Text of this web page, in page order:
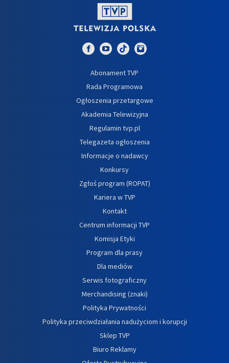
Abonament TVP
Rada Programowa
Ogłoszenia przetargowe
Akademia Telewizyjna
Regulamin tvp.pl
Telegazeta ogłoszenia
Informacje o nadawcy
Konkursy
Zgłoś program (ROPAT)
Kariera w TVP
Kontakt
Centrum informacji TVP
Komisja Etyki
Program dla prasy
Dla mediów
Serwis fotograficzny
Merchandising (znaki)
Polityka Prywatności
Polityka przeciwdziałania nadużyciom i korupcji
Sklep TVP
Biuro Reklamy